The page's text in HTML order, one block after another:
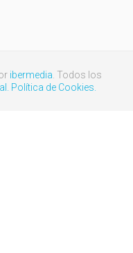
ibermedia . Todos los
Política de Cookies.